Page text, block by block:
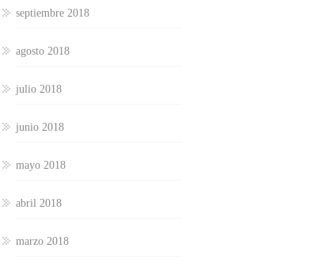
septiembre 2018
agosto 2018
julio 2018
junio 2018
mayo 2018
abril 2018
marzo 2018